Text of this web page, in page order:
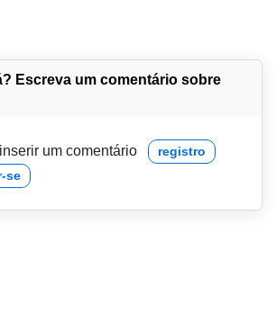
Escreva um comentário sobre
um comentário registro
se